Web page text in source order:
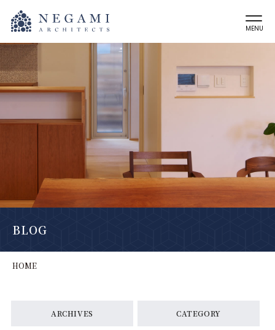
MENU
BLOG
HOME
ARCHIVES CATEGORY